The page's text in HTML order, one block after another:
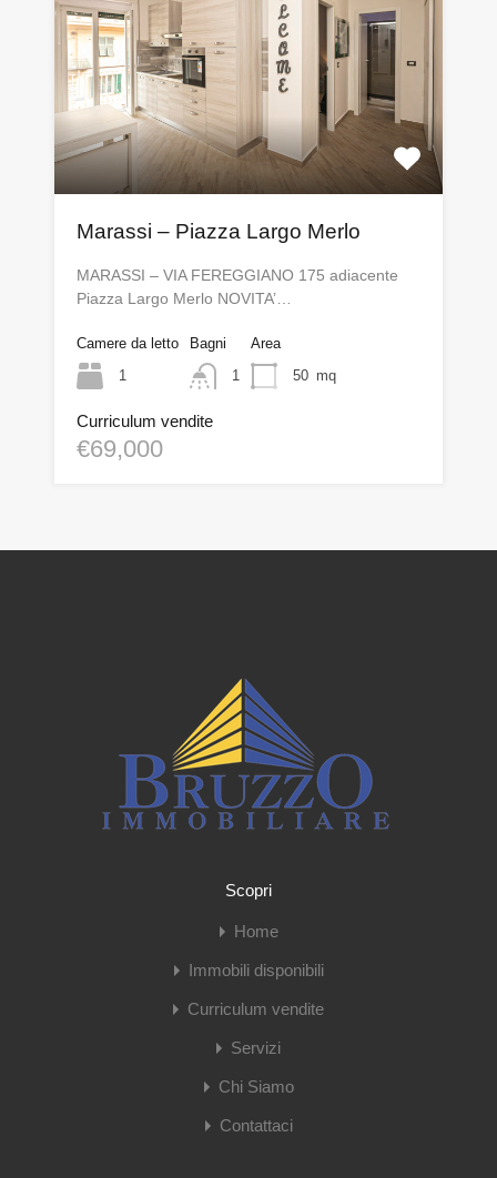
Marassi – Piazza Largo Merlo
MARASSI – VIA FEREGGIANO 175 adiacente
Piazza Largo Merlo NOVITA’…
Camere da letto
1
Bagni
1
Area
50 mq
Curriculum vendite
€69,000
Scopri
Home
Immobili disponibili
Curriculum vendite
Servizi
Chi Siamo
Contattaci